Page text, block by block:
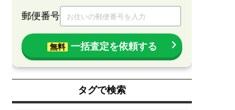
郵便番号
無料 一括査定を依頼する
タグで検索